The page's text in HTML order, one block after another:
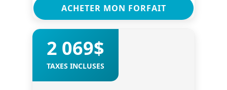
ACHETER MON FORFAIT
2 069$
TAXES INCLUSES